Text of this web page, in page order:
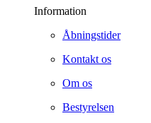
Information
Åbningstider
Kontakt os
Om os
Bestyrelsen